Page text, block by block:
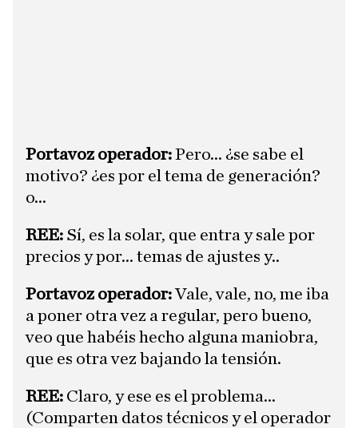
Portavoz operador:Pero... ¿se sabe el
motivo? ¿es por el tema de generación?
o...
REE: Sí, es la solar, que entra y sale por
precios y por... temas de ajustes y..
Portavoz operador:Vale, vale, no, me iba
a poner otra vez a regular, pero bueno,
veo que habéis hecho alguna maniobra,
que es otra vez bajando la tensión.
REE: Claro, y ese es el problema... ​
(Comparten datos técnicos y el operador